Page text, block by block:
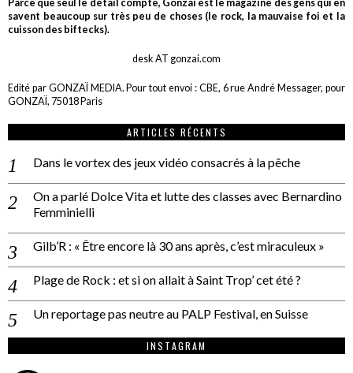
Parce que seul le détail compte, Gonzaï est le magazine des gens qui en
savent beaucoup sur très peu de choses (le rock, la mauvaise foi et la
cuisson des biftecks).
desk AT gonzai.com
Edité par GONZAÏ MEDIA. Pour tout envoi : CBE, 6 rue André Messager, pour
GONZAÏ, 75018 Paris
ARTICLES RÉCENTS
Dans le vortex des jeux vidéo consacrés à la pêche
On a parlé Dolce Vita et lutte des classes avec Bernardino
Femminielli
Gilb’R : « Être encore là 30 ans après, c’est miraculeux »
Plage de Rock : et si on allait à Saint Trop’ cet été ?
Un reportage pas neutre au PALP Festival, en Suisse
INSTAGRAM